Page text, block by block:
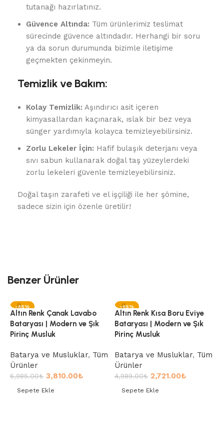
tutanağı hazırlatınız.
Güvence Altında: Tüm ürünlerimiz teslimat
sürecinde güvence altındadır. Herhangi bir soru
ya da sorun durumunda bizimle iletişime
geçmekten çekinmeyin.
Temizlik ve Bakım:
Kolay Temizlik: Aşındırıcı asit içeren
kimyasallardan kaçınarak, ıslak bir bez veya
sünger yardımıyla kolayca temizleyebilirsiniz.
Zorlu Lekeler İçin: Hafif bulaşık deterjanı veya
sıvı sabun kullanarak doğal taş yüzeylerdeki
zorlu lekeleri güvenle temizleyebilirsiniz.
Doğal taşın zarafeti ve el işçiliği ile her şömine,
sadece sizin için özenle üretilir!
Benzer Ürünler
-45%
Altın Renk Çanak Lavabo
Bataryası | Modern ve Şık
Pirinç Musluk
Batarya ve Musluklar, Tüm
Ürünler
6,985.00₺ 3,810.00₺
Sepete Ekle
-45%
Altın Renk Kısa Boru Eviye
Bataryası | Modern ve Şık
Pirinç Musluk
Batarya ve Musluklar, Tüm
Ürünler
4,989.00₺ 2,721.00₺
Sepete Ekle